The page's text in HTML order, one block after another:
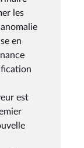
les
en
est